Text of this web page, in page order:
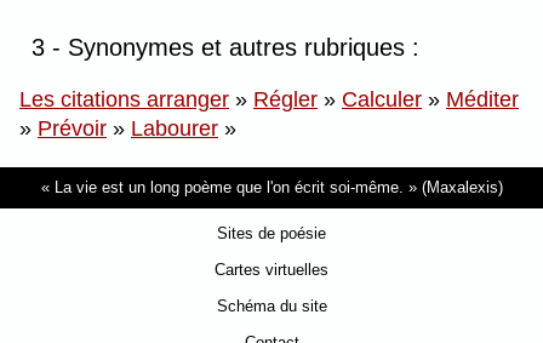
3 - Synonymes et autres rubriques :
Les citations arranger » Régler » Calculer » Méditer
» Prévoir » Labourer »
La vie est un long poème que l'on écrit soi-même. (Maxalexis)
Sites de poésie
Cartes virtuelles
Schéma du site